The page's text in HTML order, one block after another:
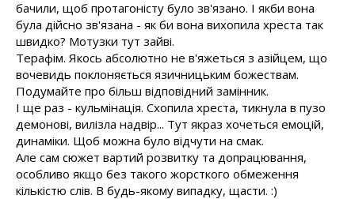
бачили, щоб протагоністу було зв'язано. І якби вона
була дійсно зв'язана - як би вона вихопила хреста так
швидко? Мотузки тут зайві.
Терафім. Якось абсолютно не в'яжеться з азійцем, що
вочевидь поклоняється язичницьким божествам.
Подумайте про більш відповідний замінник.
І ще раз - кульмінація. Схопила хреста, тикнула в пузо
демонові, вилізла надвір... Тут якраз хочеться емоцій,
динаміки. Щоб можна було відчути на смак.
Але сам сюжет вартий розвитку та допрацювання,
особливо якщо без такого жорсткого обмеження
кількістю слів. В будь-якому випадку, щасти. :)